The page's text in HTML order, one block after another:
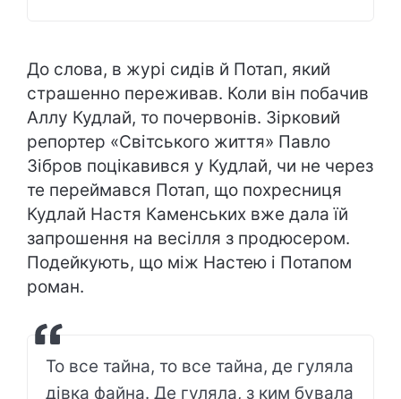
До слова, в журі сидів й Потап, який
страшенно переживав. Коли він побачив
Аллу Кудлай, то почервонів. Зірковий
репортер «Світського життя» Павло
Зібров поцікавився у Кудлай, чи не через
те переймався Потап, що похресниця
Кудлай Настя Каменських вже дала їй
запрошення на весілля з продюсером.
Подейкують, що між Настею і Потапом
роман.
То все тайна, то все тайна, де гуляла
дівка файна. Де гуляла, з ким бувала